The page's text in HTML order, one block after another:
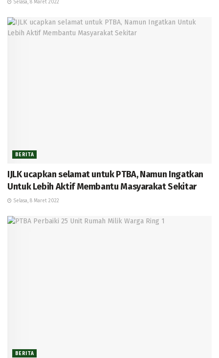
Selasa, 8 Maret 2022
BERITA
IJLK ucapkan selamat untuk PTBA, Namun Ingatkan
Untuk Lebih Aktif Membantu Masyarakat Sekitar
Selasa, 8 Maret 2022
BERITA